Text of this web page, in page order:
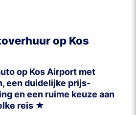
op Kos
op Kos Airport met
een duidelijke prijs-
en een ruime keuze aan
reis ★